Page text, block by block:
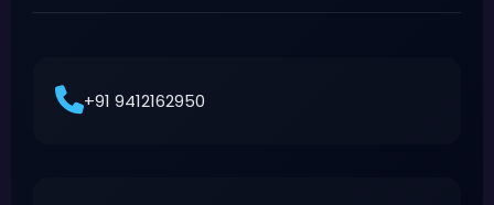
+91 9412162950